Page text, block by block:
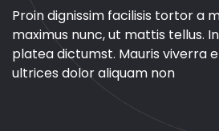
Proin dignissim facilisis tortor a
maximus nunc, ut mattis tellus.
platea dictumst. Mauris viverra
ultrices dolor aliquam non